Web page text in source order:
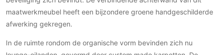
Natuursteen en keramiek
Leer
Stucwerk
maatwerkmeubel heeft een bijzondere groene handgeschilderde
afwerking gekregen.
In de ruimte rondom de organische vorm bevinden zich nu